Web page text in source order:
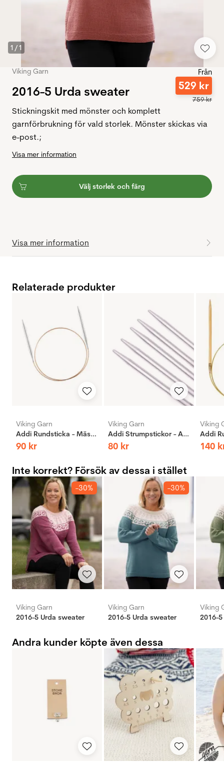
1 /1
Viking Garn
2016-5 Urda sweater
Från
529 kr
759kr
Stickningskit med mönster och komplett
garnförbrukning för vald storlek. Mönster skickas via
e-post.;
Visa mer information
Välj storlek och färg
Visa mer information
Relaterade produkter
Viking Garn
Addi Rundsticka - Mässing
90 kr
Viking Garn
Addi Strumpstickor - Aluminium
80 kr
Viking
140
Inte korrekt? Försök av dessa i stället
-30%
Viking Garn
2016-5 Urda sweater
-30%
Viking Garn
2016-5 Urda sweater
Viking
2016-
Andra kunder köpte även dessa